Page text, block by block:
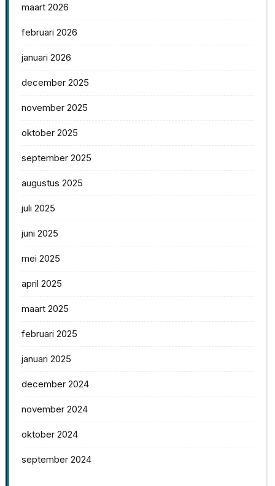
maart 2026
februari 2026
januari 2026
december 2025
november 2025
oktober 2025
september 2025
augustus 2025
juli 2025
juni 2025
mei 2025
april 2025
maart 2025
februari 2025
januari 2025
december 2024
november 2024
oktober 2024
september 2024